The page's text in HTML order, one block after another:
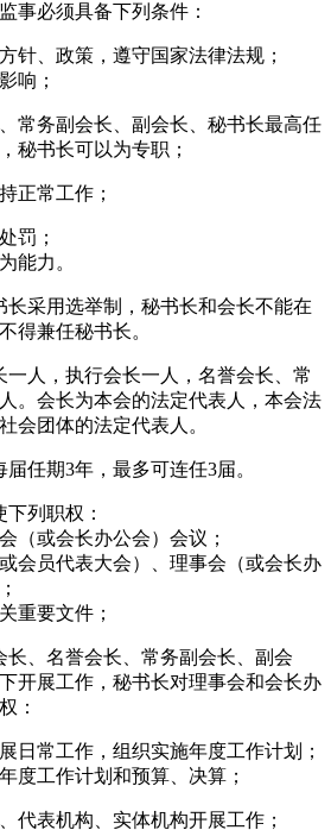
事必须具备下列条件：
针、政策，遵守国家法律法规；
响；
常务副会长、副会长、秘书长最高任
秘书长可以为专职；
正常工作；
罚；
能力。
长采用选举制，秘书长和会长不能在
得兼任秘书长。
一人，执行会长一人，名誉会长、常
。会长为本会的法定代表人，本会法
会团体的法定代表人。
任期3年，最多可连任3届。
列职权：
（或会长办公会）会议；
会员代表大会）、理事会（或会长办
重要文件；
长、名誉会长、常务副会长、副会
开展工作，秘书长对理事会和会长办
：
日常工作，组织实施年度工作计划；
度工作计划和预算、决算；
代表机构、实体机构开展工作；